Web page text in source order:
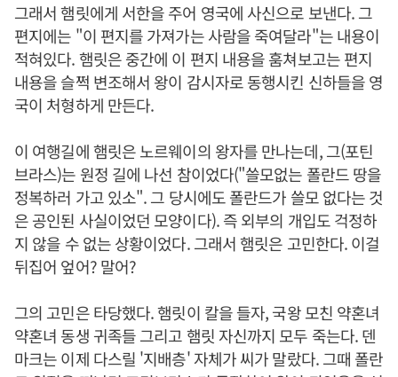
그래서 햄릿에게 서한을 주어 영국에 사신으로 보낸다. 그
편지에는 "이 편지를 가져가는 사람을 죽여달라"는 내용이
적혀있다. 햄릿은 중간에 이 편지 내용을 훔쳐보고는 편지
내용을 슬쩍 변조해서 왕이 감시자로 동행시킨 신하들을 영
국이 처형하게 만든다.
이 여행길에 햄릿은 노르웨이의 왕자를 만나는데, 그(포틴
브라스)는 원정 길에 나선 참이었다("쓸모없는 폴란드 땅을
정복하러 가고 있소". 그 당시에도 폴란드가 쓸모 없다는 것
은 공인된 사실이었던 모양이다). 즉 외부의 개입도 걱정하
지 않을 수 없는 상황이었다. 그래서 햄릿은 고민한다. 이걸
뒤집어 엎어? 말어?
그의 고민은 타당했다. 햄릿이 칼을 들자, 국왕 모친 약혼녀
약혼녀 동생 귀족들 그리고 햄릿 자신까지 모두 죽는다. 덴
마크는 이제 다스릴 '지배층' 자체가 씨가 말랐다. 그때 폴란